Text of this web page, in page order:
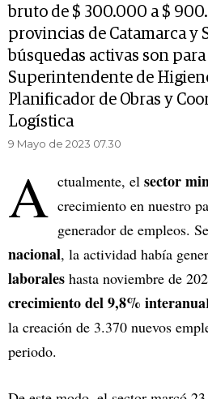
bruto de $ 300.000 a $
provincias de Catamarca y
búsquedas activas son
Superintendente de
Planificador de Obras y
Logística
9 Mayo de 2023 07.30
A ctualmente, el sector
crecimiento en nuestro
generador de empleos.
nacional, la actividad había
laborales hasta noviembre de
crecimiento del 9,8% interanua
la creación de 3.370 nuevos
periodo.